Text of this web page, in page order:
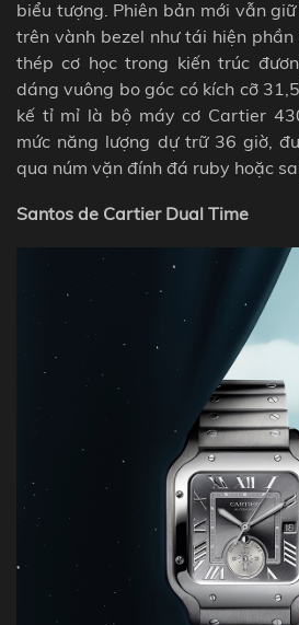
biểu tượng. Phiên bản mới vẫn
trên vành bezel như tái hiện
thép cơ học trong kiến trúc
dáng vuông bo góc có kích cỡ
kế tỉ mỉ là bộ máy cơ Cartier
mức năng lượng dự trữ 36 giờ,
qua núm vặn đính đá ruby hoặc
Santos de Cartier Dual Time